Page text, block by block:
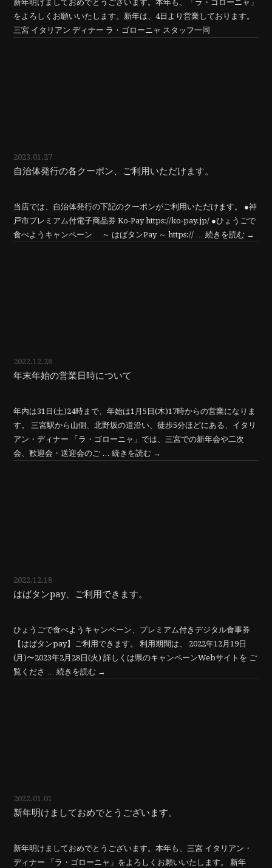
新年明けましておめでとうございます。本年も、「ラ・ゴローニャ」
をよろしくお願いいたします。新年は、4日より営業しております。
三宮 イタリアン ディナー ラ・ゴローニャ スタッフ一同
2023.01.27
自治体発行の各クーポン、ご利用いただけます。
当店では、自治体発行の下記のクーポンがご利用いただけます。 ●神
戸市プレミアム付電子商品券 Ko-Pay https://ko-pay.jp/ ●ひょうごで
食べようキャンペーン ～ はばタンPay ～ https:// …続きを読む →
2022.12.28
年末年始の営業日時について
年内は31日(土)24時まで、年始は1月5日(木)17時からの営業になりま
す。 三宮駅から山側、北野坂の道沿い、徒歩5分ほどにある、イタリ
アン・ディナー 「ラ・ゴローニャ」では、三宮での新年会や二次
会、歓迎会・送迎会のご …続きを読む →
2022.12.18
はばタンpay、ご利用できます。
ひょうごで食べようキャンペーン、プレミアム付きデジタル食事券
【はばタンpay】ご利用できます。 利用期間は、 2022年12月19日
(月)〜2023年2月28日(火) 詳しくは県のキャンペーンWebサイトを ご
覧くださ …続きを読む →
2022.01.01
新年明けましておめでとうございます。
新年明けましておめでとうございます。本年も、三宮 イタリアン・
ディナー 「ラ・ゴローニャ」をよろしくお願いいたします。 新年